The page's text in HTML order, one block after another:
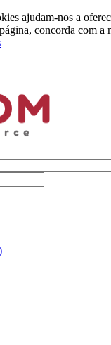
ajudam-nos a
concorda com a